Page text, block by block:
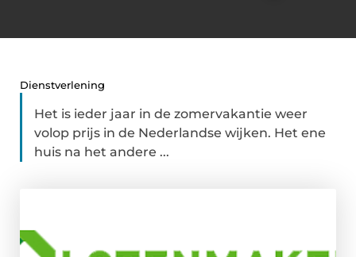
Dienstverlening
Het is ieder jaar in de zomervakantie weer
volop prijs in de Nederlandse wijken. Het ene
huis na het andere ...